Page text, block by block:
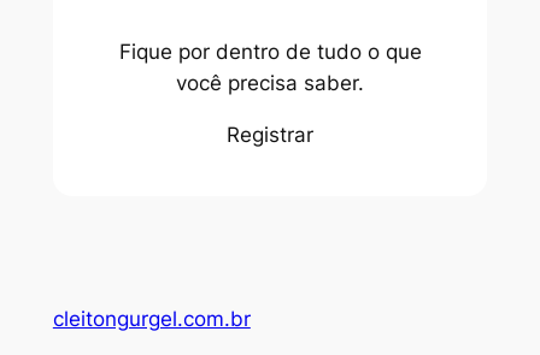
Fique por dentro de tudo o que
você precisa saber.
Registrar
cleitongurgel.com.br